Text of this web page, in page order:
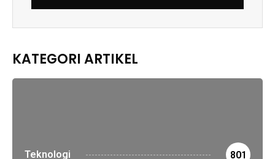
KATEGORI ARTIKEL
Teknologi 801